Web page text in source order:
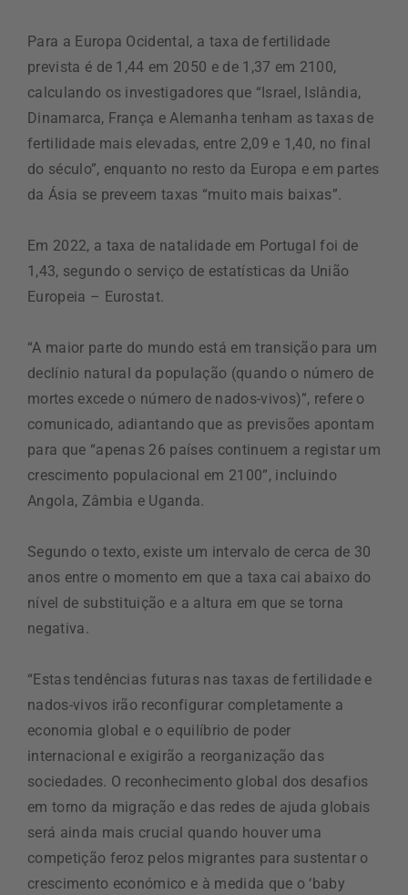
Para a Europa Ocidental, a taxa de fertilidade
prevista é de 1,44 em 2050 e de 1,37 em 2100,
calculando os investigadores que “Israel, Islândia,
Dinamarca, França e Alemanha tenham as taxas de
fertilidade mais elevadas, entre 2,09 e 1,40, no final
do século”, enquanto no resto da Europa e em partes
da Ásia se preveem taxas “muito mais baixas”.
Em 2022, a taxa de natalidade em Portugal foi de
1,43, segundo o serviço de estatísticas da União
Europeia – Eurostat.
“A maior parte do mundo está em transição para um
declínio natural da população (quando o número de
mortes excede o número de nados-vivos)”, refere o
comunicado, adiantando que as previsões apontam
para que “apenas 26 países continuem a registar um
crescimento populacional em 2100”, incluindo
Angola, Zâmbia e Uganda.
Segundo o texto, existe um intervalo de cerca de 30
anos entre o momento em que a taxa cai abaixo do
nível de substituição e a altura em que se torna
negativa.
“Estas tendências futuras nas taxas de fertilidade e
nados-vivos irão reconfigurar completamente a
economia global e o equilíbrio de poder
internacional e exigirão a reorganização das
sociedades. O reconhecimento global dos desafios
em torno da migração e das redes de ajuda globais
será ainda mais crucial quando houver uma
competição feroz pelos migrantes para sustentar o
crescimento económico e à medida que o ‘baby